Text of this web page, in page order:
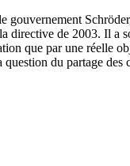
de 2003. Il
que par une réelle
du partage des